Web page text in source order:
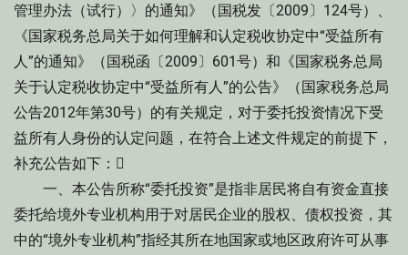
管理办法（试行）〉的通知》（国税发〔2009〕124号）、
《国家税务总局关于如何理解和认定税收协定中“受益所有
人”的通知》（国税函〔2009〕601号）和《国家税务总局
关于认定税收协定中“受益所有人”的公告》（国家税务总局
公告2012年第30号）的有关规定，对于委托投资情况下受
益所有人身份的认定问题，在符合上述文件规定的前提下，
补充公告如下：
一、本公告所称“委托投资”是指非居民将自有资金直接
委托给境外专业机构用于对居民企业的股权、债权投资，其
中的“境外专业机构”指经其所在地国家或地区政府许可从事